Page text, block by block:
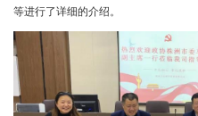
等进行了详细的介绍。